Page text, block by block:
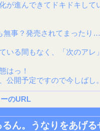
が進んできてドキドキして
無事？発売されてまった
いる間もなく、「次のアレ
はっ！
公開予定ですので今しばし
のURL
るん。うなりをあげ